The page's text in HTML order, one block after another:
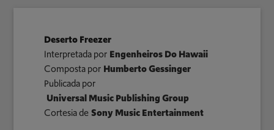
Deserto Freezer
Interpretada por Engenheiros Do Hawaii
Composta por Humberto Gessinger
Publicada por
Universal Music Publishing Group
Cortesia deSony Music Entertainment